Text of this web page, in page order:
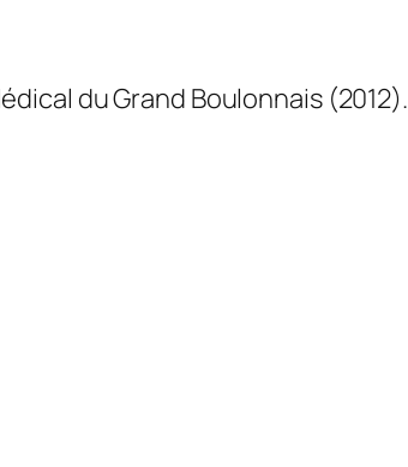
du Grand Boulonnais (2012).